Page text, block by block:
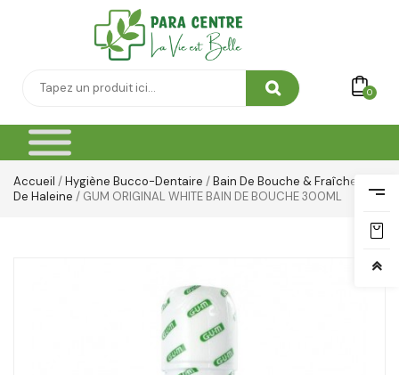
0
Accueil /Hygiène Bucco-Dentaire /Bain De Bouche & Fraîcheur
De Haleine / GUM ORIGINAL WHITE BAIN DE BOUCHE 300ML